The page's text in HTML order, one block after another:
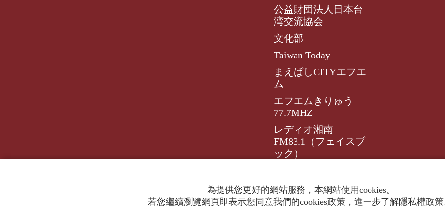
公益財団法人日本台
湾交流協会
文化部
Taiwan Today
まえばしCITYエフエ
ム
エフエムきりゅう
77.7MHZ
レディオ湘南
FM83.1（フェイスブ
ック）
為提供您更好的網站服務，本網站使用cookies。
若您繼續瀏覽網頁即表示您同意我們的cookies政策，進一步了解隱私權政策